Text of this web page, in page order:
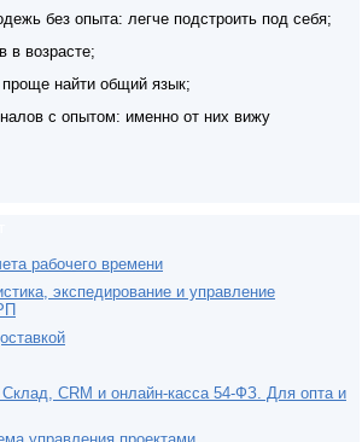
без опыта: легче подстроить под себя;
в возрасте;
найти общий язык;
с опытом: именно от них вижу
рабочего времени
экспедирование и управление
CRM и онлайн-касса 54-ФЗ. Для опта и